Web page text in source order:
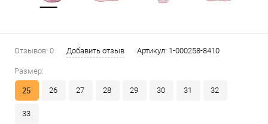
Отзывов: 0 Добавить отзыв Артикул: 1-000258-8410
Размер:
25 26 27 28 29 30 31 32
33